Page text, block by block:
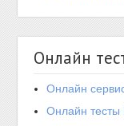
Онлайн
Онлайн
Онлайн тесты